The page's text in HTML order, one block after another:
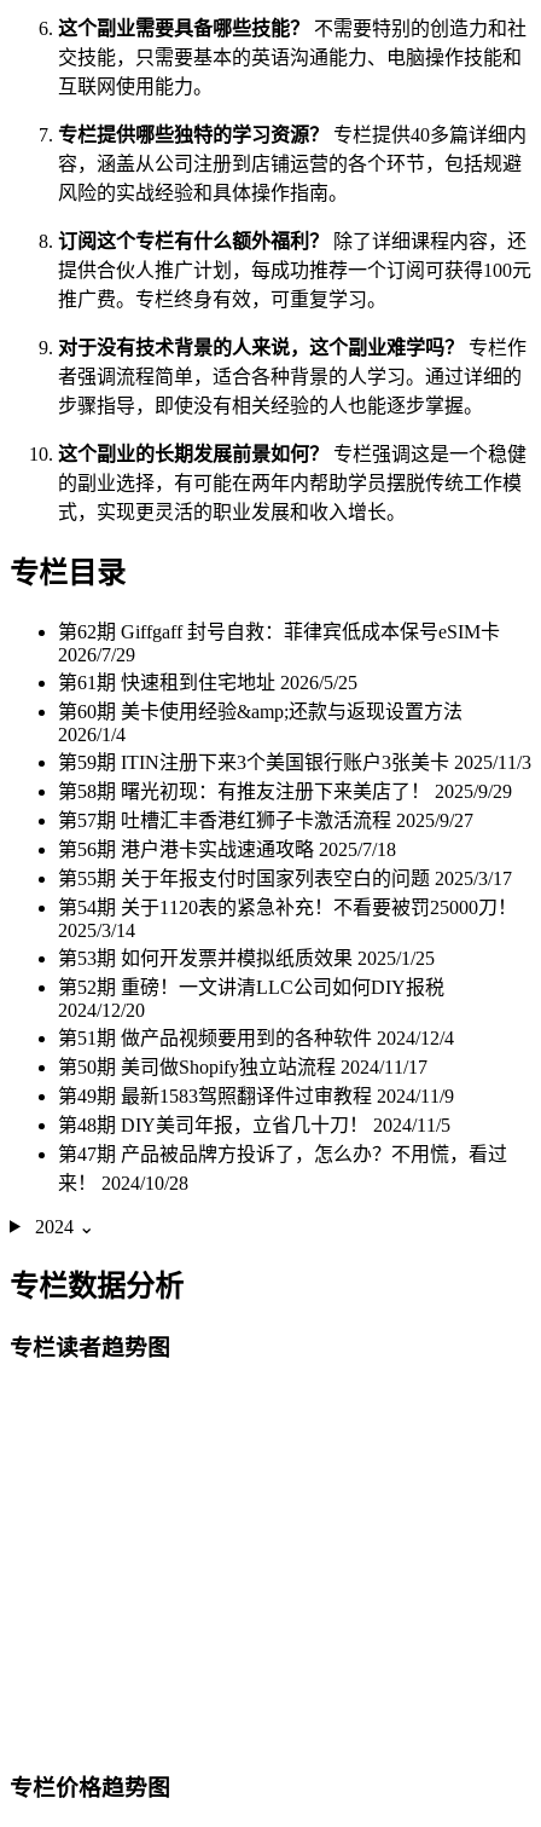
这个副业需要具备哪些技能？
不需要特别的创造力和社
交技能，只需要基本的英语沟通能力、电脑操作技能和
互联网使用能力。
专栏提供哪些独特的学习资源？
专栏提供40多篇详细内
容，涵盖从公司注册到店铺运营的各个环节，包括规避
风险的实战经验和具体操作指南。
订阅这个专栏有什么额外福利？
除了详细课程内容，还
提供合伙人推广计划，每成功推荐一个订阅可获得100元
推广费。专栏终身有效，可重复学习。
对于没有技术背景的人来说，这个副业难学吗？
专栏作
者强调流程简单，适合各种背景的人学习。通过详细的
步骤指导，即使没有相关经验的人也能逐步掌握。
这个副业的长期发展前景如何？
专栏强调这是一个稳健
的副业选择，有可能在两年内帮助学员摆脱传统工作模
式，实现更灵活的职业发展和收入增长。
专栏目录
第62期 Giffgaff 封号自救：菲律宾低成本保号eSIM卡
2026/7/29
第61期 快速租到住宅地址 2026/5/25
第60期 美卡使用经验&amp;还款与返现设置方法
2026/1/4
第59期 ITIN注册下来3个美国银行账户3张美卡 2025/11/3
第58期 曙光初现：有推友注册下来美店了！ 2025/9/29
第57期 吐槽汇丰香港红狮子卡激活流程 2025/9/27
第56期 港户港卡实战速通攻略 2025/7/18
第55期 关于年报支付时国家列表空白的问题 2025/3/17
第54期 关于1120表的紧急补充！不看要被罚25000刀！
2025/3/14
第53期 如何开发票并模拟纸质效果 2025/1/25
第52期 重磅！一文讲清LLC公司如何DIY报税
2024/12/20
第51期 做产品视频要用到的各种软件 2024/12/4
第50期 美司做Shopify独立站流程 2024/11/17
第49期 最新1583驾照翻译件过审教程 2024/11/9
第48期 DIY美司年报，立省几十刀！ 2024/11/5
第47期 产品被品牌方投诉了，怎么办？不用慌，看过
来！ 2024/10/28
2024 ⌄
专栏数据分析
专栏读者趋势图
专栏价格趋势图